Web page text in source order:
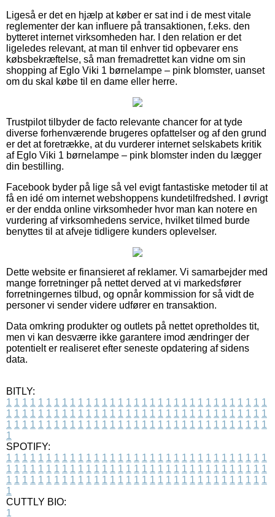
Ligeså er det en hjælp at køber er sat ind i de mest vitale
reglementer der kan influere på transaktionen, f.eks. den
bytteret internet virksomheden har. I den relation er det
ligeledes relevant, at man til enhver tid opbevarer ens
købsbekræftelse, så man fremadrettet kan vidne om sin
shopping af Eglo Viki 1 børnelampe – pink blomster, uanset
om du skal købe til en dame eller herre.
Trustpilot tilbyder de facto relevante chancer for at tyde
diverse forhenværende brugeres opfattelser og af den grund
er det at foretrække, at du vurderer internet selskabets kritik
af Eglo Viki 1 børnelampe – pink blomster inden du lægger
din bestilling.
Facebook byder på lige så vel evigt fantastiske metoder til at
få en idé om internet webshoppens kundetilfredshed. I øvrigt
er der endda online virksomheder hvor man kan notere en
vurdering af virksomhedens service, hvilket tilmed burde
benyttes til at afveje tidligere kunders oplevelser.
Dette website er finansieret af reklamer. Vi samarbejder med
mange forretninger på nettet derved at vi markedsfører
forretningernes tilbud, og opnår kommission for så vidt de
personer vi sender videre udfører en transaktion.
Data omkring produkter og outlets på nettet opretholdes tit,
men vi kan desværre ikke garantere imod ændringer der
potentielt er realiseret efter seneste opdatering af sidens
data.
BITLY:
1 1 1 1 1 1 1 1 1 1 1 1 1 1 1 1 1 1 1 1 1 1 1 1 1 1 1 1 1 1 1 1 1
1 1 1 1 1 1 1 1 1 1 1 1 1 1 1 1 1 1 1 1 1 1 1 1 1 1 1 1 1 1 1 1 1
1 1 1 1 1 1 1 1 1 1 1 1 1 1 1 1 1 1 1 1 1 1 1 1 1 1 1 1 1 1 1 1 1
1
SPOTIFY:
1 1 1 1 1 1 1 1 1 1 1 1 1 1 1 1 1 1 1 1 1 1 1 1 1 1 1 1 1 1 1 1 1
1 1 1 1 1 1 1 1 1 1 1 1 1 1 1 1 1 1 1 1 1 1 1 1 1 1 1 1 1 1 1 1 1
1 1 1 1 1 1 1 1 1 1 1 1 1 1 1 1 1 1 1 1 1 1 1 1 1 1 1 1 1 1 1 1 1
1
CUTTLY BIO:
1